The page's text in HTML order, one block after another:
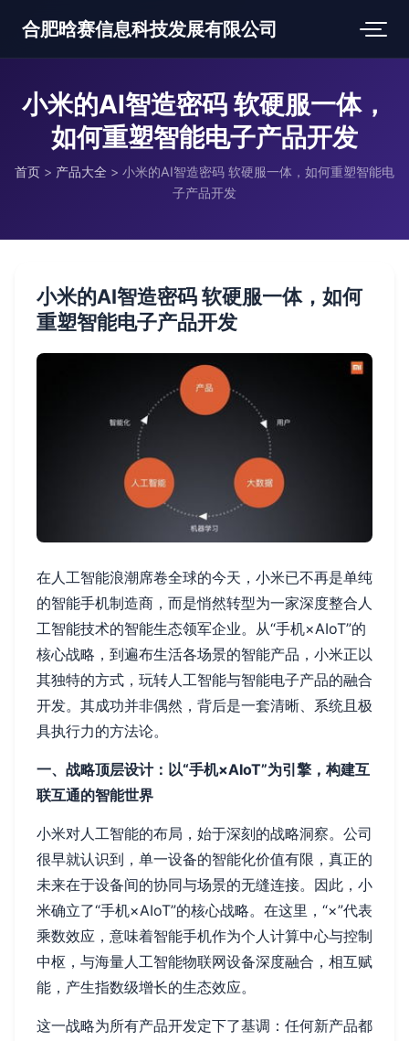
合肥晗赛信息科技发展有限公司
小米的AI智造密码 软硬服一体，
如何重塑智能电子产品开发
首页 > 产品大全 > 小米的AI智造密码 软硬服一体，如何重塑智能电
子产品开发
小米的AI智造密码 软硬服一体，如何
重塑智能电子产品开发
在人工智能浪潮席卷全球的今天，小米已不再是单纯
的智能手机制造商，而是悄然转型为一家深度整合人
工智能技术的智能生态领军企业。从“手机×AIoT”的
核心战略，到遍布生活各场景的智能产品，小米正以
其独特的方式，玩转人工智能与智能电子产品的融合
开发。其成功并非偶然，背后是一套清晰、系统且极
具执行力的方法论。
一、战略顶层设计：以“手机×AIoT”为引擎，构建互
联互通的智能世界
小米对人工智能的布局，始于深刻的战略洞察。公司
很早就认识到，单一设备的智能化价值有限，真正的
未来在于设备间的协同与场景的无缝连接。因此，小
米确立了“手机×AIoT”的核心战略。在这里，“×”代表
乘数效应，意味着智能手机作为个人计算中心与控制
中枢，与海量人工智能物联网设备深度融合，相互赋
能，产生指数级增长的生态效应。
这一战略为所有产品开发定下了基调：任何新产品都